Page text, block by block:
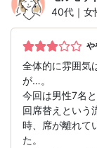
40代｜女
や
全体的に雰囲気
が…。
今回は男性7名
回席替えという
時、席が離れて
た。